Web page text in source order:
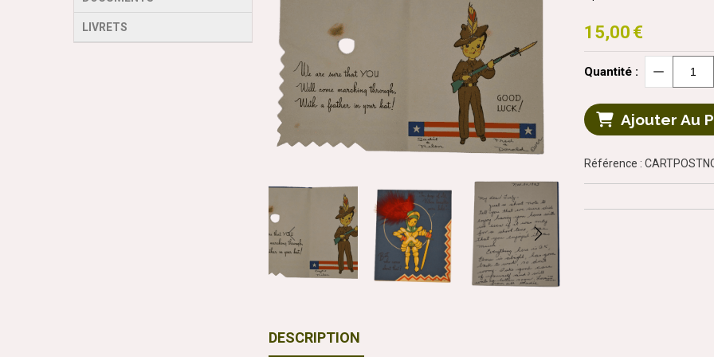
LIVRETS 15,00 €
Quantité :
Ajouter Au
Référence :
DESCRIPTION